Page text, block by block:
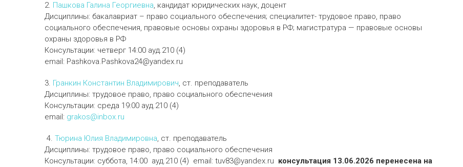
2. Пашкова Галина Георгиевна, кандидат юридических наук, доцент
Дисциплины: бакалавриат – право социального обеспечения; специалитет- трудовое право, право
социального обеспечения, правовые основы охраны здоровья в РФ; магистратура — правовые основы
охраны здоровья в РФ
Консультации: четверг 14:00 ауд.210 (4)
email: Pashkova.Pashkova24@yandex.ru
3. Гранкин Константин Владимирович, ст. преподаватель
Дисциплины: трудовое право, право социального обеспечения
Консультации: среда 19:00 ауд.210 (4)
email: grakos@inbox.ru
4. Тюрина Юлия Владимировна, ст. преподаватель
Дисциплины: трудовое право, право социального обеспечения
Консультации: суббота, 14:00 ауд.210 (4) email: tuv83@yandex.ru консультация 13.06.2026 перенесена на